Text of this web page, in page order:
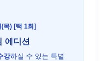
목) [택 1회]
에디션
강하실 수 있는 특별